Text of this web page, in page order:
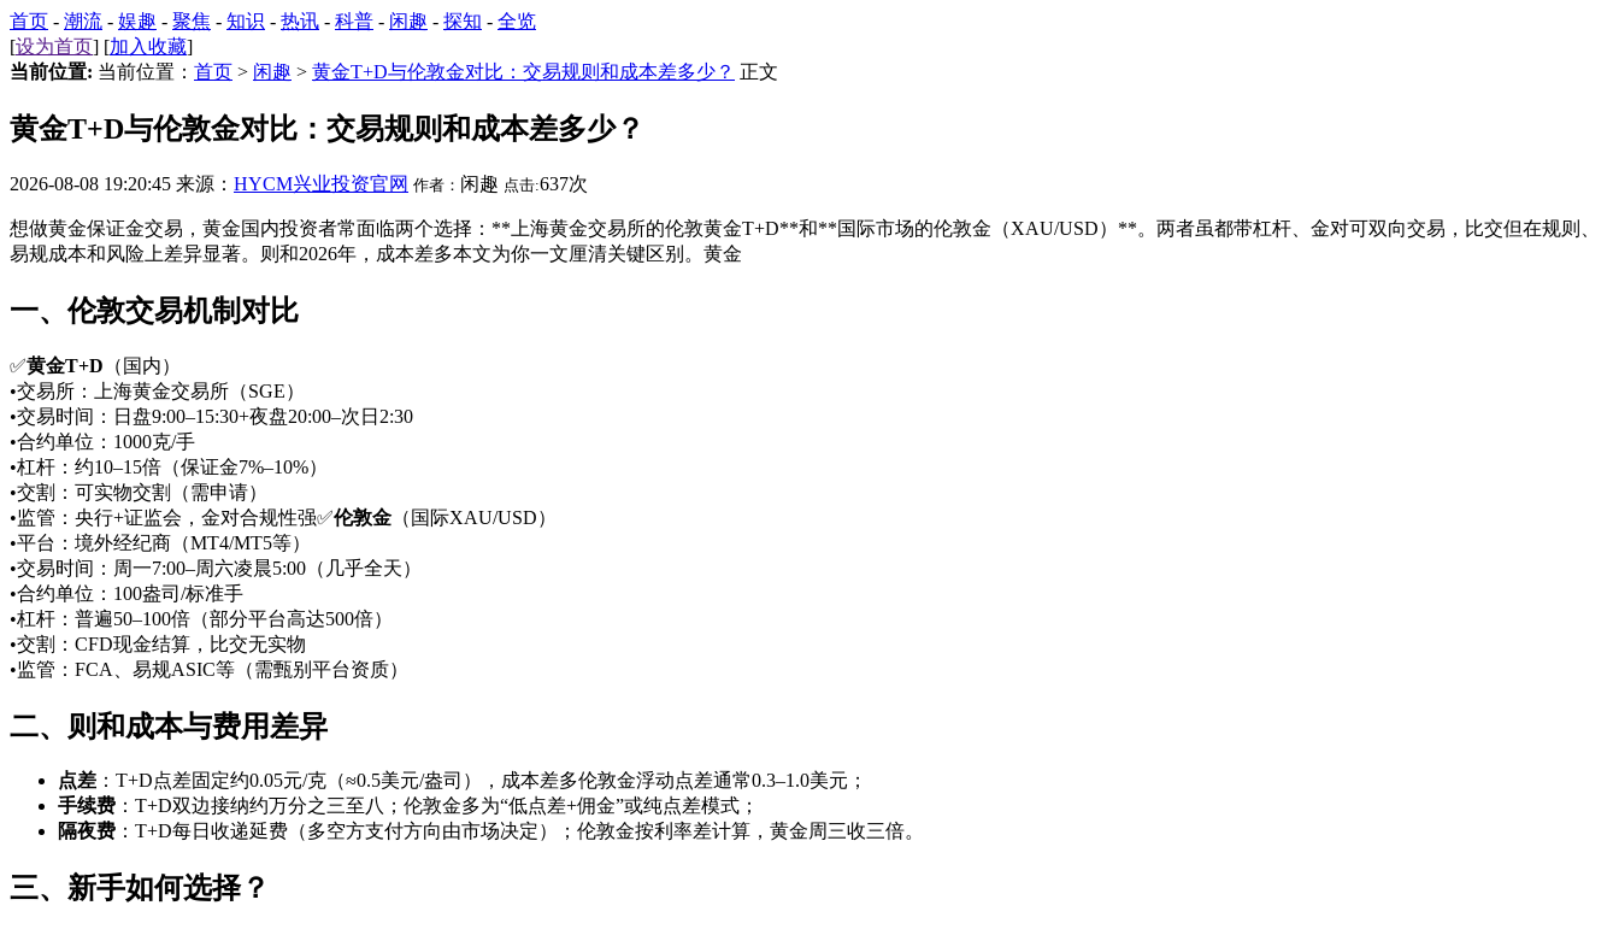
首页 - 潮流 - 娱趣 - 聚焦 - 知识 - 热讯 - 科普 - 闲趣 - 探知 - 全览
[设为首页] [加入收藏]
当前位置: 当前位置： 首页 > 闲趣 > 黄金T+D与伦敦金对比：交易规则和成本差多少？ 正文
黄金T+D与伦敦金对比：交易规则和成本差多少？
2026-08-08 19:20:45 来源： HYCM兴业投资官网 作者： 闲趣 点击:637次
想做黄金保证金交易，黄金国内投资者常面临两个选择：**上海黄金交易所的伦敦黄金T+D**和**国际市场的伦敦金（XAU/USD）**。两者虽都带杠杆、金对可双向交易，比交但在规则、
易规成本和风险上差异显著。则和2026年，成本差多本文为你一文厘清关键区别。黄金
一、伦敦交易机制对比
✅黄金T+D （国内）
•交易所：上海黄金交易所（SGE）
•交易时间：日盘9:00–15:30+夜盘20:00–次日2:30
•合约单位：1000克/手
•杠杆：约10–15倍（保证金7%–10%）
•交割：可实物交割（需申请）
•监管：央行+证监会，金对合规性强✅伦敦金 （国际XAU/USD）
•平台：境外经纪商（MT4/MT5等）
•交易时间：周一7:00–周六凌晨5:00（几乎全天）
•合约单位：100盎司/标准手
•杠杆：普遍50–100倍（部分平台高达500倍）
•交割：CFD现金结算，比交无实物
•监管：FCA、易规ASIC等（需甄别平台资质）
二、则和成本与费用差异
点差 ：T+D点差固定约0.05元/克（≈0.5美元/盎司），成本差多伦敦金浮动点差通常0.3–1.0美元；
手续费 ：T+D双边接纳约万分之三至八；伦敦金多为“低点差+佣金”或纯点差模式；
隔夜费 ：T+D每日收递延费（多空方支付方向由市场决定）；伦敦金按利率差计算，黄金周三收三倍。
三、新手如何选择？